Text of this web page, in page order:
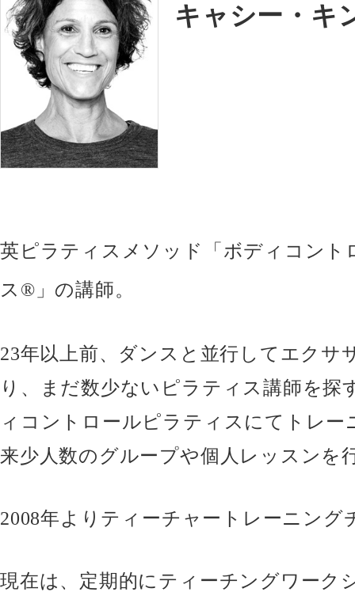
キャシー・キ
英ピラティスメソッド「ボディコント
ス®」の講師。
23年以上前、ダンスと並行してエクサ
り、まだ数少ないピラティス講師を探
ィコントロールピラティスにてトレー
来少人数のグループや個人レッスンを
2008年よりティーチャートレーニング
現在は、定期的にティーチングワーク